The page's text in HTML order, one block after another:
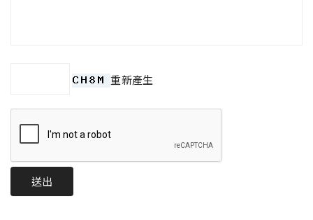
重新產生
送出